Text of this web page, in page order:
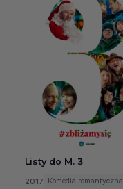
Listy do M. 3
2017 Komedia romantyczna